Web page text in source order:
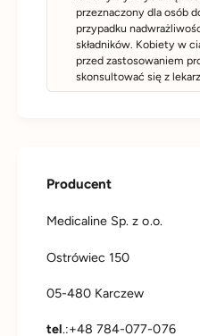
przeznaczony dla osób
przypadku
składników. Kobiety w
przed zastosowaniem
skonsultować się z
Producent
Medicaline Sp. z o.o.
Ostrówiec 150
05-480 Karczew
tel.:+48 784-077-076